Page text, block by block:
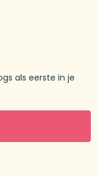
als eerste in je